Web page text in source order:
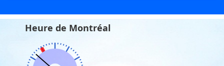
Heure de Montréal